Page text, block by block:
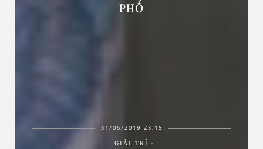
PHỐ
31/05/2019 23:15
GIẢI TRÍ